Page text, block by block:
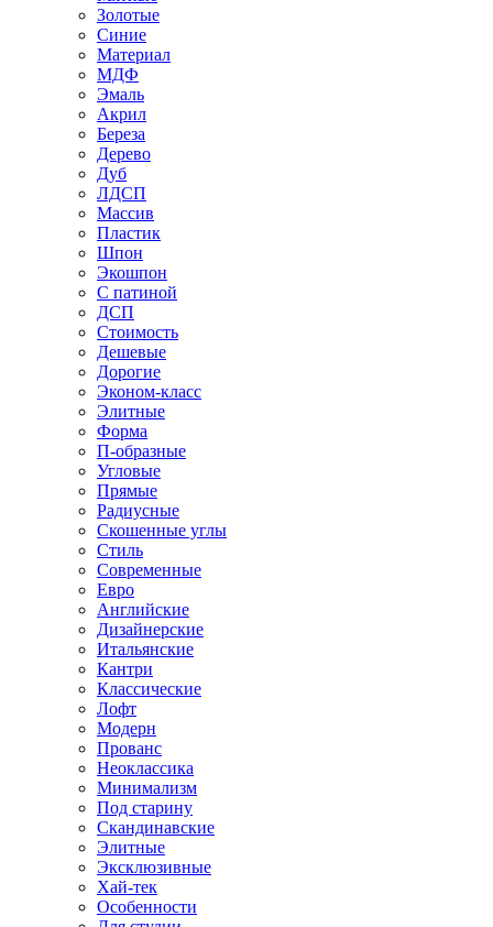
Золотые
Синие
Материал
МДФ
Эмаль
Акрил
Береза
Дерево
Дуб
ЛДСП
Массив
Пластик
Шпон
Экошпон
С патиной
ДСП
Стоимость
Дешевые
Дорогие
Эконом-класс
Элитные
Форма
П-образные
Угловые
Прямые
Радиусные
Скошенные углы
Стиль
Современные
Евро
Английские
Дизайнерские
Итальянские
Кантри
Классические
Лофт
Модерн
Прованс
Неоклассика
Минимализм
Под старину
Скандинавские
Элитные
Эксклюзивные
Хай-тек
Особенности